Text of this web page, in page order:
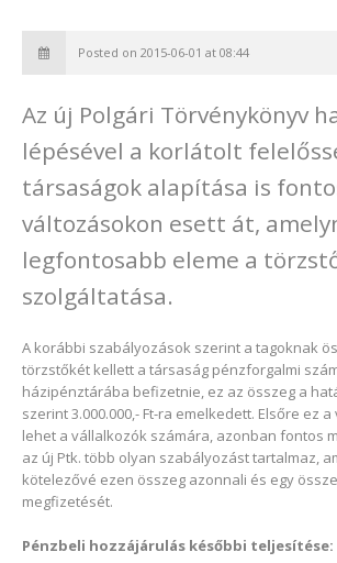
Posted on 2015-06-01 at 08:44
Az új Polgári Törvénykönyv
lépésével a korlátolt
társaságok alapítása is
változásokon esett át,
legfontosabb eleme a
szolgáltatása.
A korábbi szabályozások szerint a tagoknak
törzstőkét kellett a társaság pénzforgalmi
házipénztárába befizetnie, ez az összeg a
szerint 3.000.000,- Ft-ra emelkedett. Elsőre ez
lehet a vállalkozók számára, azonban fontos
az új Ptk. több olyan szabályozást tartalmaz,
kötelezővé ezen összeg azonnali és egy
megfizetését.
Pénzbeli hozzájárulás későbbi teljesítése: